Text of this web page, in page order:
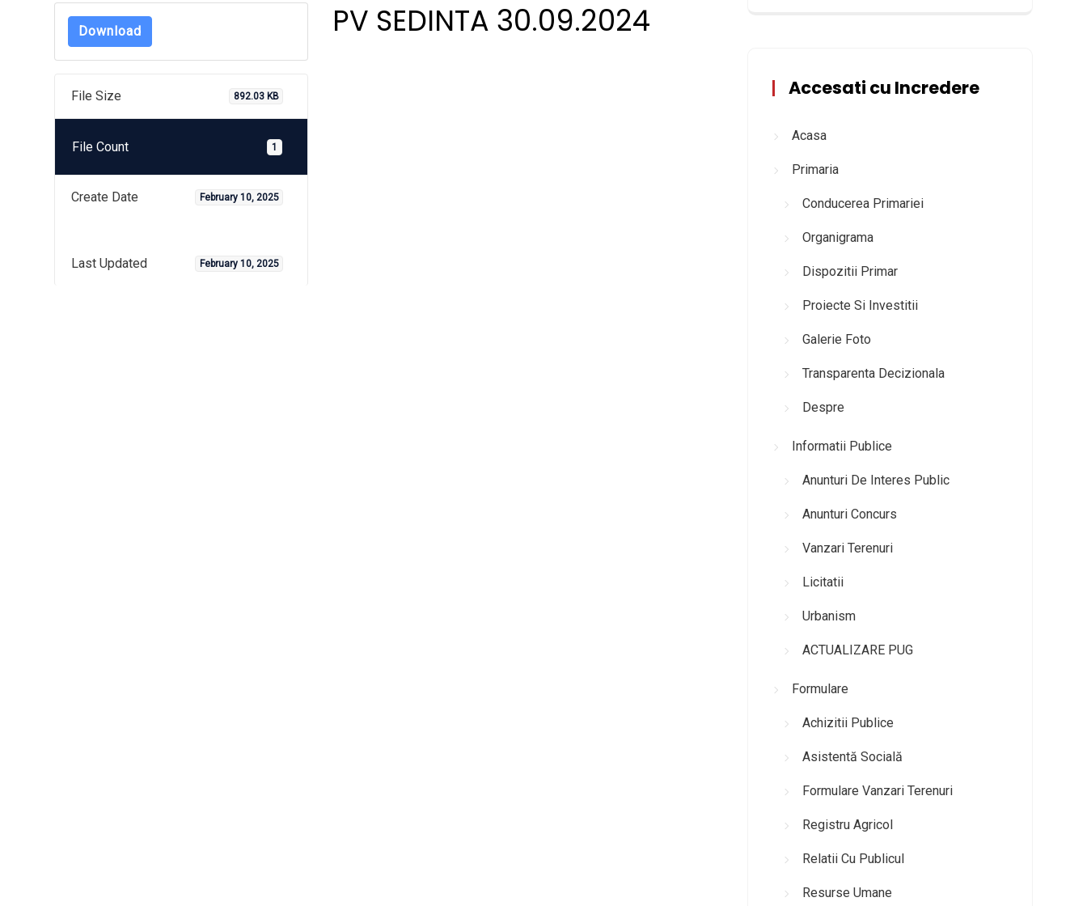
Download
File Size 892.03 KB
File Count 1
Create Date February 10, 2025
Last Updated February 10, 2025
PV SEDINTA 30.09.2024
Accesati cu Incredere
Acasa
Primaria
Conducerea Primariei
Organigrama
Dispozitii Primar
Proiecte Si Investitii
Galerie Foto
Transparenta Decizionala
Despre
Informatii Publice
Anunturi De Interes Public
Anunturi Concurs
Vanzari Terenuri
Licitatii
Urbanism
ACTUALIZARE PUG
Formulare
Achizitii Publice
Asistentă Socială
Formulare Vanzari Terenuri
Registru Agricol
Relatii Cu Publicul
Resurse Umane